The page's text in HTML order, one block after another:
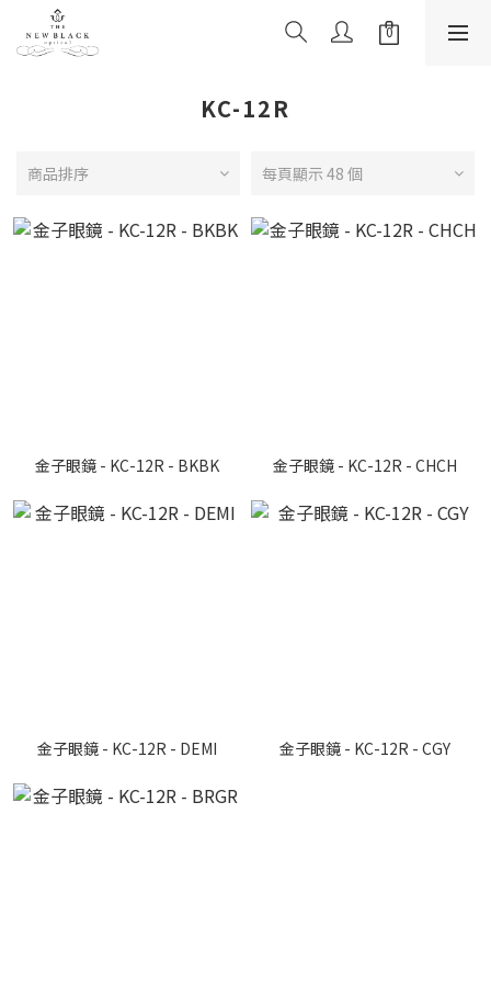
KC-12R
商品排序 每頁顯示 48 個
金子眼鏡 - KC-12R - BKBK 金子眼鏡 - KC-12R - CHCH
金子眼鏡 - KC-12R - DEMI 金子眼鏡 - KC-12R - CGY